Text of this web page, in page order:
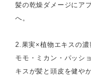
髪の乾燥ダメージにア
へ。
2.果実×植物エキスの濃
モモ・ミカン・パッシ
キスが髪と頭皮を健や